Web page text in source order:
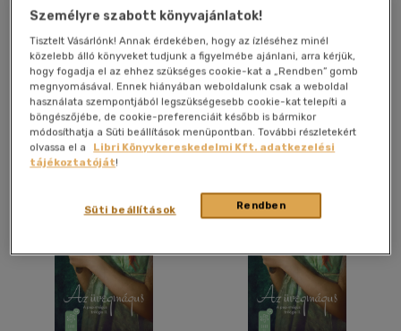
Az üvegmágus
Charlie N. Holmberg
Antikvár könyv (3db)
Személyre szabott könyvajánlatok!
Tisztelt Vásárlónk! Annak érdekében, hogy az ízléséhez minél
közelebb álló könyveket tudjunk a figyelmébe ajánlani, arra kérjük,
hogy fogadja el az ehhez szükséges cookie-kat a „Rendben” gomb
megnyomásával. Ennek hiányában weboldalunk csak a weboldal
használata szempontjából legszükségesebb cookie-kat telepíti a
böngészőjébe, de cookie-preferenciáit később is bármikor
módosíthatja a Süti beállítások menüpontban. További részletekért
olvassa el a
Libri Könyvkereskedelmi Kft. adatkezelési
tájékoztatóját!
Rendben
Süti beállítások